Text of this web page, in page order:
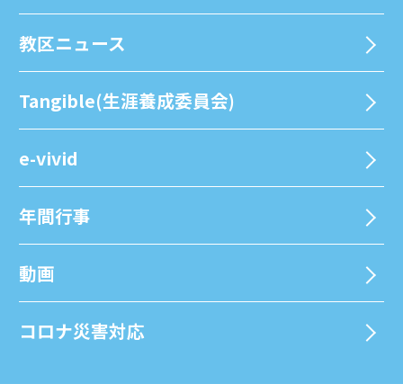
教区ニュース
Tangible(生涯養成委員会)
e-vivid
年間⾏事
動画
コロナ災害対応